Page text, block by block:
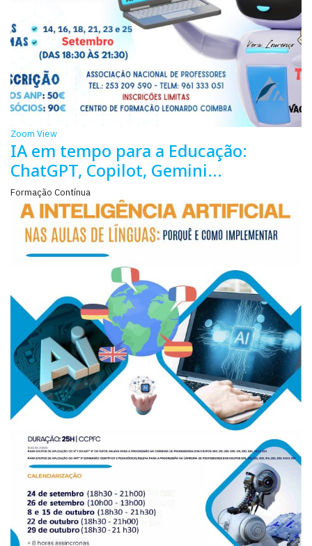
Zoom View
IA em tempo para a Educação:
ChatGPT, Copilot, Gemini...
Formação Contínua